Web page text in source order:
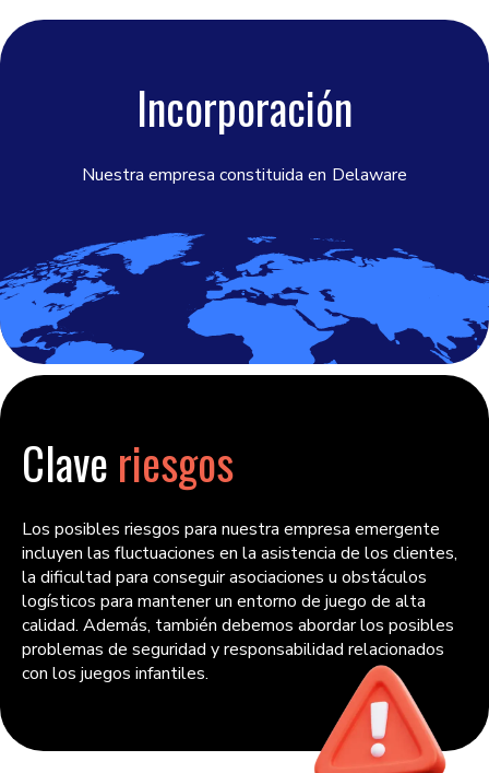
Incorporación
Nuestra empresa constituida en Delaware
Clave riesgos
Los posibles riesgos para nuestra empresa emergente
incluyen las fluctuaciones en la asistencia de los clientes,
la dificultad para conseguir asociaciones u obstáculos
logísticos para mantener un entorno de juego de alta
calidad. Además, también debemos abordar los posibles
problemas de seguridad y responsabilidad relacionados
con los juegos infantiles.